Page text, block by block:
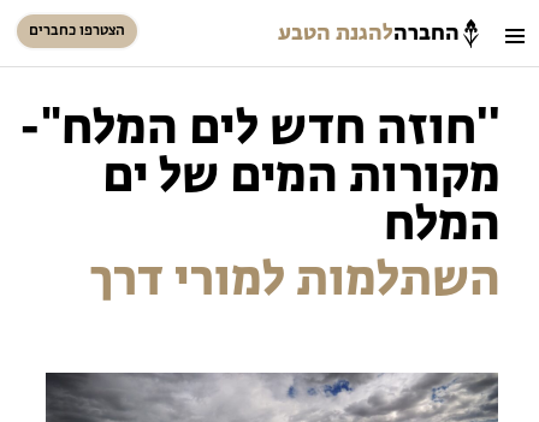
החברהלהגנת הטבע הצטרפו כחברים
חיפוש כניסת חברים
סל קניות
הזמינו פעילויות וטיולים מודרכים
''חוזה חדש לים המלח"-
מקורות המים של ים
המלח
השתלמות למורי דרך